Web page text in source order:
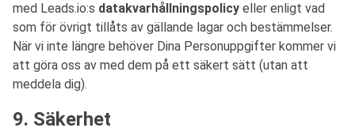
med Leads.io:s datakvarhållningspolicy eller enligt vad
som för övrigt tillåts av gällande lagar och bestämmelser.
När vi inte längre behöver Dina Personuppgifter kommer vi
att göra oss av med dem på ett säkert sätt (utan att
meddela dig).
9. Säkerhet